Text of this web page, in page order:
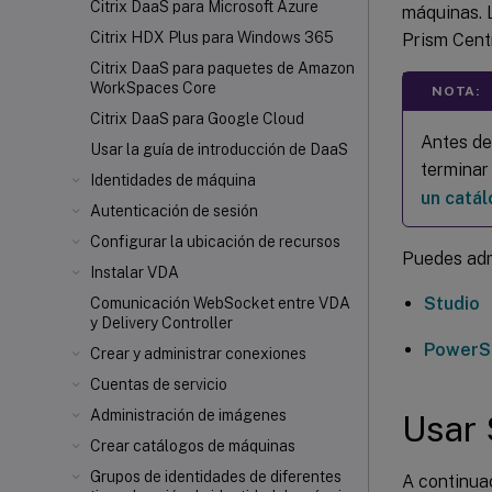
Citrix DaaS para Microsoft Azure
Citrix HDX Plus para Windows 365
Citrix DaaS para paquetes de Amazon
WorkSpaces Core
Citrix DaaS para Google Cloud
Usar la guía de introducción de DaaS
Identidades de máquina
Autenticación de sesión
Configurar la ubicación de recursos
Instalar VDA
Comunicación WebSocket entre VDA
y Delivery Controller
Crear y administrar conexiones
Cuentas de servicio
Administración de imágenes
Crear catálogos de máquinas
Grupos de identidades de diferentes
máquinas.
Prism
NOTA:
Antes
un
Puedes
Studio
Usar
A